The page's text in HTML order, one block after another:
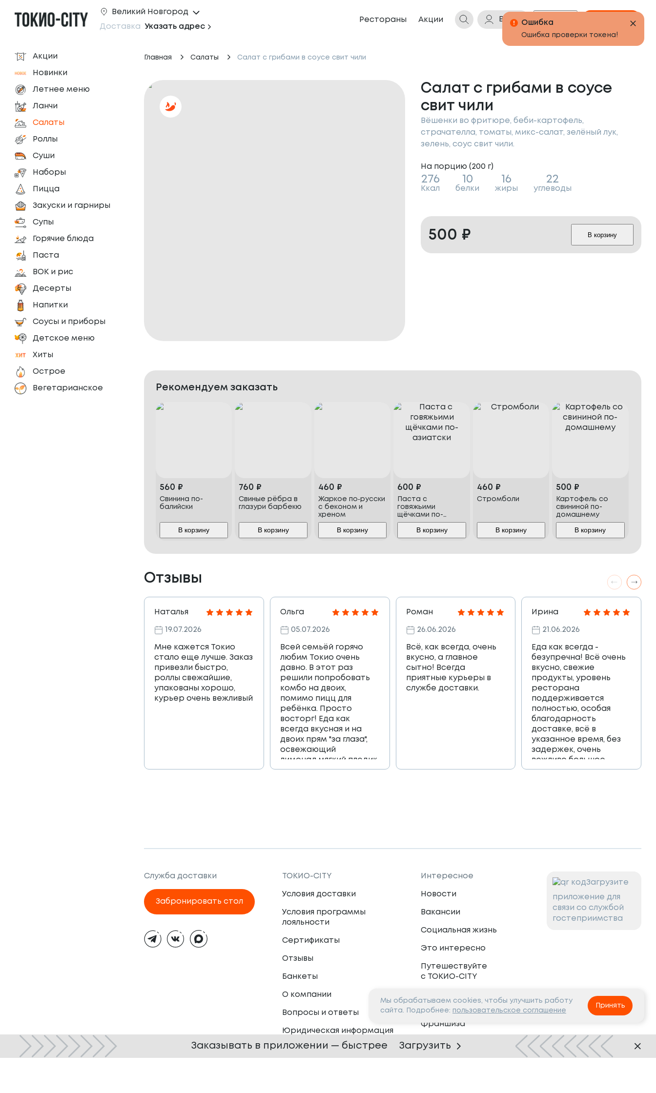
Великий Новгород
Доставка Указать адрес
Рестораны Акции Войти Бонусы Корзина
Акции
Новинки
Летнее меню
Ланчи
Салаты
Роллы
Суши
Наборы
Пицца
Закуски и гарниры
Супы
Горячие блюда
Паста
ВОК и рис
Десерты
Напитки
Соусы и приборы
Детское меню
Хиты
Острое
Вегетарианское
Главная Салаты Салат с грибами в соусе свит чили
Салат с грибами в соусе
свит чили
Вёшенки во фритюре, беби-картофель,
страчателла, томаты, микс-салат, зелёный лук,
зелень, соус свит чили.
На порцию (200 г)
276
Ккал
10
белки
16
жиры
22
углеводы
500 ₽ В корзину
Рекомендуем заказать
560 ₽
Свинина по-
балийски
В корзину
760 ₽
Свиные рёбра в
глазури барбекю
В корзину
460 ₽
Жаркое по‑русски
с беконом и
хреном
В корзину
600 ₽
Паста с
говяжьими
щёчками по-
азиатски
В корзину
460 ₽
Стромболи
В корзину
500 ₽
Картофель со
свининой по-
домашнему
В корзину
Отзывы
Наталья
19.07.2026
Мне кажется Токио
стало еще лучше. Заказ
привезли быстро,
роллы свежайшие,
упакованы хорошо,
курьер очень вежливый
Ольга
05.07.2026
Всей семьёй горячо
любим Токио очень
давно. В этот раз
решили попробовать
комбо на двоих,
помимо пицц для
ребёнка. Просто
восторг! Еда как
всегда вкусная и на
двоих прям "за глаза",
освежающий
лимонад,мягкий пледик
для пикника,и коробка
Роман
26.06.2026
Всё, как всегда, очень
вкусно, а главное
сытно! Всегда
приятные курьеры в
службе доставки.
Ирина
21.06.2026
Еда как всегда -
безупречна! Всё очень
вкусно, свежие
продукты, уровень
ресторана
поддерживается
полностью, особая
благодарность
доставке, всё в
указанное время, без
задержек, очень
вежливо большое
спасибо!!!
Служба доставки
Забронировать стол
тема
ТОКИО-CITY
Условия доставки
Условия программы
лояльности
Сертификаты
Отзывы
Банкеты
О компании
Вопросы и ответы
Юридическая информация
Интересное
Новости
Вакансии
Социальная жизнь
Это интересно
Путешествуйте
с ТОКИО-CITY
Партнёрам
Франшиза
Сотрудничество
Загрузите
приложение для
связи со службой
гостеприимства
Мы обрабатываем cookies, чтобы улучшить работу
сайта. Подробнее: пользовательское соглашение
Принять
Заказывать в приложении — быстрее Загрузить